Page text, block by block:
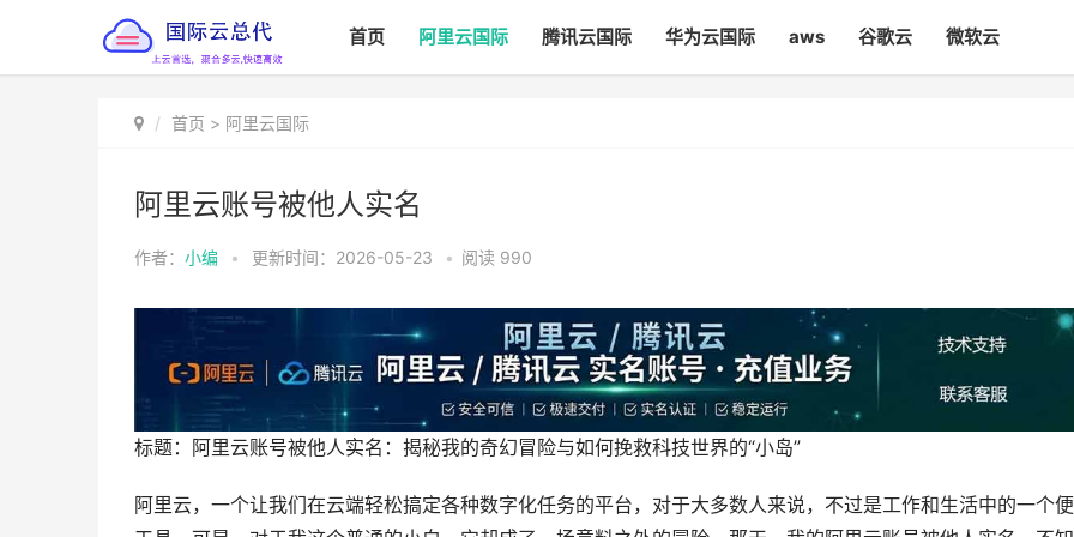
首页 阿里云国际 腾讯云国际 华为云国际 aws 谷歌云 微软云
首页 > 阿里云国际
阿里云账号被他人实名
作者： 小编 • 更新时间：2026-05-23 • 阅读 990
标题：阿里云账号被他人实名：揭秘我的奇幻冒险与如何挽救科技世界的“小岛”
阿里云，一个让我们在云端轻松搞定各种数字化任务的平台，对于大多数人来说，不过是工作和生活中的一个